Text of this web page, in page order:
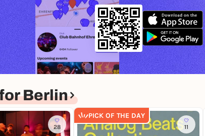
Berlin
28
PICK OF THE DAY
11